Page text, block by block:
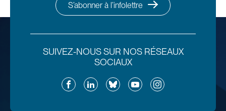
S’abonner à l’infolettre
SUIVEZ-NOUS SUR NOS RÉSEAUX
SOCIAUX
FacebookLinkedInBlueskyYouTubeInstagram